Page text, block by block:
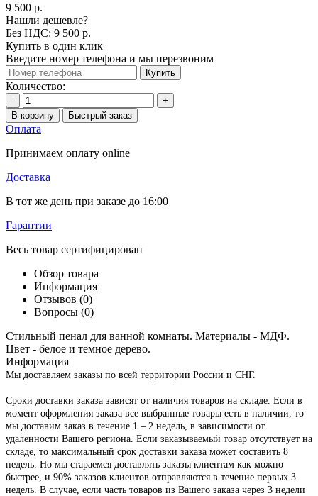
9 500 р.
Нашли дешевле?
Без НДС: 9 500 р.
Купить в один клик
Введите номер телефона и мы перезвоним
Купить
Количество:
-
+
В корзину
Быстрый заказ
Оплата
Принимаем оплату online
Доставка
В тот же день при заказе до 16:00
Гарантии
Весь товар сертифицирован
Обзор товара
Информация
Отзывов (0)
Вопросы (0)
Стильный пенал для ванной комнаты. Материалы - МДФ.
Цвет - белое и темное дерево.
Информация
Мы доставляем заказы по всей территории России и СНГ.
Сроки доставки заказа зависят от наличия товаров на складе. Если в
момент оформления заказа все выбранные товары есть в наличии, то
мы доставим заказ в течение 1 – 2 недель, в зависимости от
удаленности Вашего региона. Если заказываемый товар отсутствует на
складе, то максимальный срок доставки заказа может составить 8
недель. Но мы стараемся доставлять заказы клиентам как можно
быстрее, и 90% заказов клиентов отправляются в течение первых 3
недель. В случае, если часть товаров из Вашего заказа через 3 недели